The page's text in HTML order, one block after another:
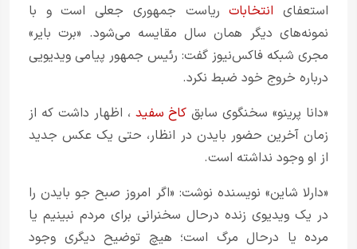
استعفای انتخاباتریاست جمهوری جعلی است و با
نمونه‌های دیگر همان سال مقایسه می‌شود. «برت بایر»
مجری شبکه فاکس‌نیوز گفت: رئیس جمهور پیامی ویدیویی
درباره خروج خود ضبط نکرد.
«دانا پرینو» سخنگوی سابق کاخ سفید ، اظهار داشت که از
زمان آخرین حضور بایدن در انظار، حتی یک عکس جدید
از او وجود نداشته است.
«دارلا شاین» نویسنده نوشت: «اگر امروز صبح جو بایدن را
در یک ویدیوی زنده در‌حال سخنرانی برای مردم نبینیم یا
مرده یا در‌حال مرگ است؛ هیچ توضیح دیگری وجود